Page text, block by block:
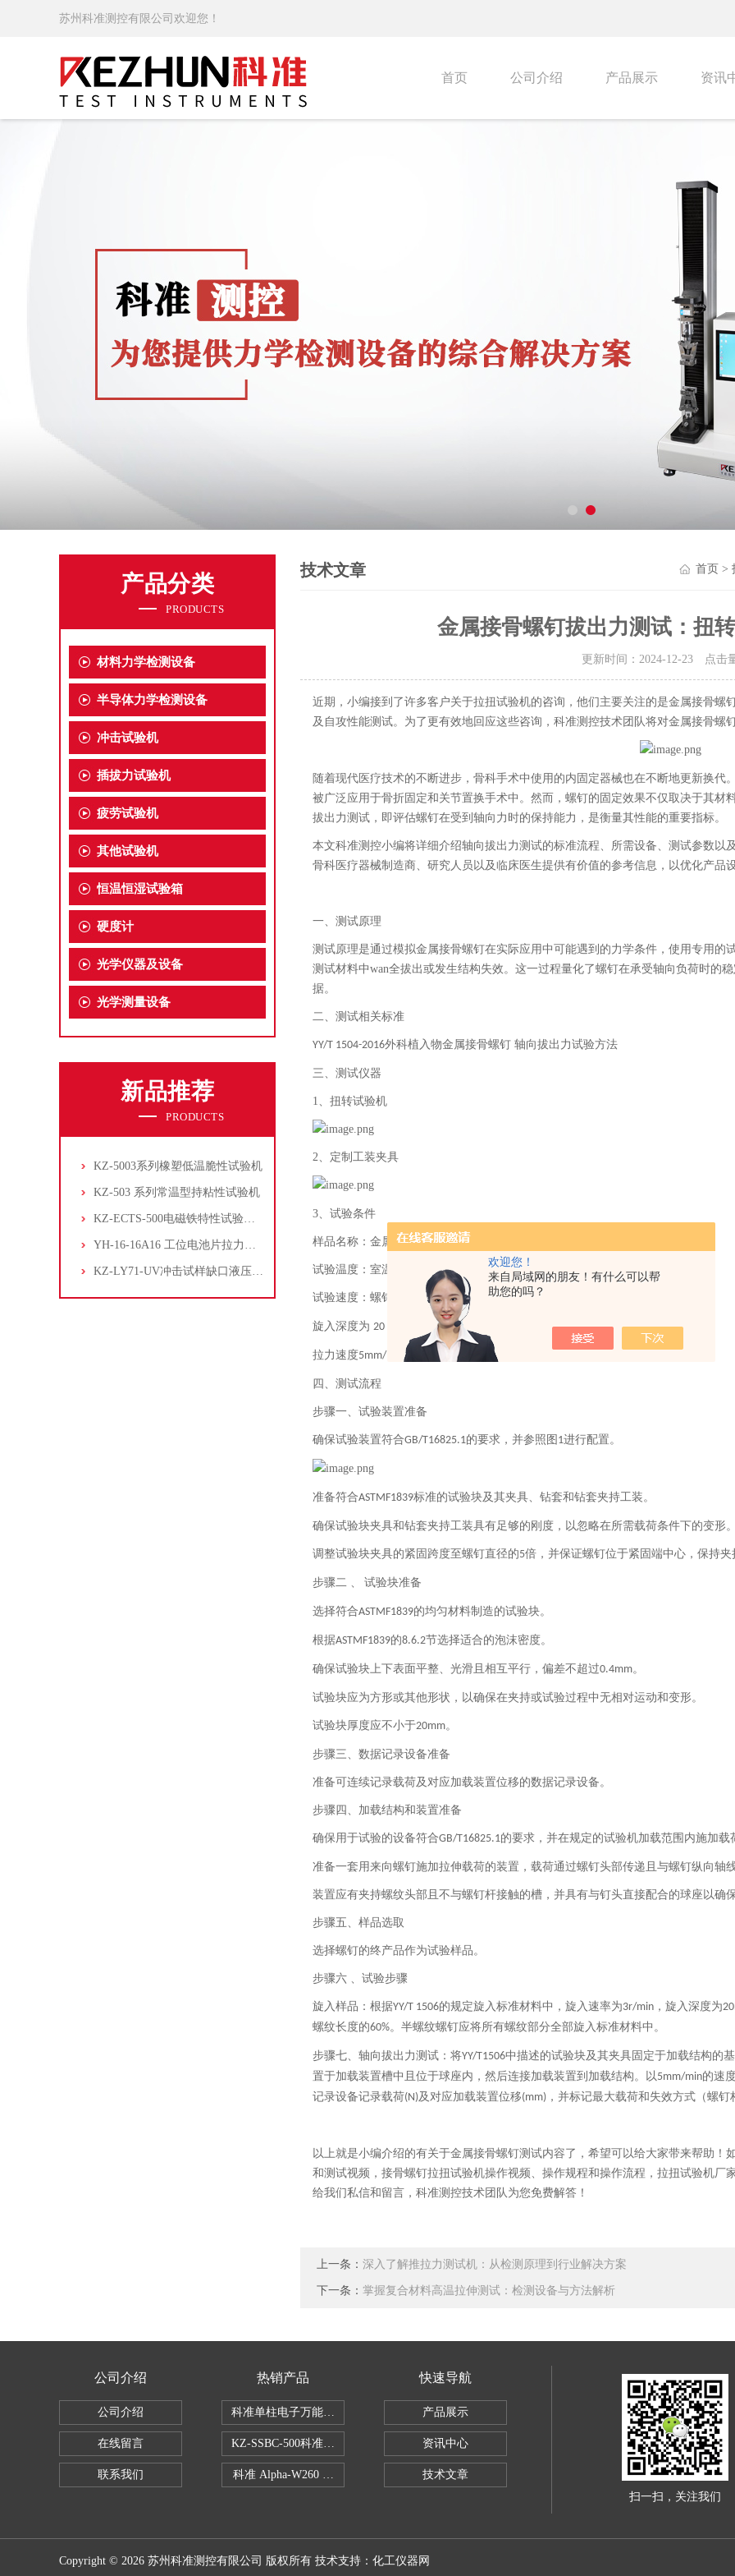
欢迎您！
来自局域网的朋友！有什么可以帮
助您的吗？
苏州科准测控有限公司欢迎您！
首页 公司介绍 产品展示 资讯
产品分类
PRODUCTS
材料力学检测设备
半导体力学检测设备
冲击试验机
插拔力试验机
疲劳试验机
其他试验机
恒温恒湿试验箱
硬度计
光学仪器及设备
光学测量设备
新品推荐
PRODUCTS
KZ-5003系列橡塑低温脆性试验机
KZ-503 系列常温型持粘性试验机
KZ-ECTS-500电磁铁特性试验系统
YH-16-16A16 工位电池片拉力试验机
KZ-LY71-UV冲击试样缺口液压拉床
技术文章 首页 >
金属接骨螺钉拔出力测试：扭
更新时间：2024-12-23 点击
近期， 小编接到了许多客户关于拉扭试验机的咨询，他们主要关注的是金属接骨螺
及自攻性能测试。为了更有效地回应这些咨询，科准测控技术团队将对金属接骨螺
随着现代医疗技术的不断进步，骨科手术中使用的内固定器械也在不断地更新换代
被广泛应用于骨折固定和关节置换手术中。然而，螺钉的固定效果不仅取决于其材
拔出力测试，即评估螺钉在受到轴向力时的保持能力，是衡量其性能的重要指标。
本文科准测控小编将详细介绍轴向拔出力测试的标准流程、所需设备、测试参数以
骨科医疗器械制造商、研究人员以及临床医生提供有价值的参考信息，以优化产品
一、测试原理
测试原理是通过模拟金属接骨螺钉在实际应用中可能遇到的力学条件，使用专用的
测试材料中wan全拔出或发生结构失效。这一过程量化了螺钉在承受轴向负荷时的
据。
二、 测试相关标准
YY/T 1504-2016外科植入物金属接骨螺钉 轴向拔出力试验方法
三、 测试仪器
1、 扭转试验机
2、 定制工装夹具
3、 试验条件
样品名称：金属接骨螺钉
试验温度：室温
试验速度：螺钉的旋入速率为3r/min
旋入深度为 20 mm
拉力速度5mm/min
四、 测试流程
步骤一、 试验装置准备
确保试验装置符合GB/T16825.1的要求，并参照图 1进行配置。
准备符合ASTMF1839标准的试验块及其夹具、钻套和钻套夹持工装。
确保试验块夹具和钻套夹持工装具有足够的刚度，以忽略在所需载荷条件下的变形。
调整试验块夹具的紧固跨度至螺钉直径的5倍，并保证螺钉位于紧固端中心，保持夹
步骤二 、 试验块准备
选择符合ASTMF1839的均匀材料制造的试验块。
根据ASTMF1839的8.6.2节选择适合的泡沫密度。
确保试验块上下表面平整、光滑且相互平行，偏差不超过0.4mm。
试验块应为方形或其他形状，以确保在夹持或试验过程中无相对运动和变形。
试验块厚度应不小于20mm。
步骤三、 数据记录设备准备
准备可连续记录载荷及对应加载装置位移的数据记录设备。
步骤四、 加载结构和装置准备
确保用于试验的设备符合GB/T16825.1的要求，并在规定的试验机加载范围内施加载
准备一套用来向螺钉施加拉伸载荷的装置，载荷通过螺钉头部传递且与螺钉纵向轴线
装置应有夹持螺纹头部且不与螺钉杆接触的槽，并具有与钉头直接配合的球座以确保
步骤五、 样品选取
选择螺钉的终产品作为试验样品。
步骤六 、 试验步骤
旋入样品：根据YY/T 1506的规定旋入标准材料中，旋入速率为3r/min ，旋入深度为
螺纹长度的60%。半螺纹螺钉应将所有螺纹部分全部旋入标准材料中。
步骤七、 轴向拔出力测试：将YY/T1506中描述的试验块及其夹具固定于加载结构的
置于加载装置槽中且位于球座内，然后连接加载装置到加载结构。以5mm/min的速
记录设备记录载荷(N)及对应加载装置位移(mm) ，并标记最大载荷和失效方式（螺钉
以上就是小编介绍的有关于金属接骨螺钉测试内容了，希望可以给大家带来帮助
和测试视频，接骨螺钉拉扭试验机操作视频、操作规程和操作流程，拉扭试验机厂
给我们私信和留言，科准测控技术团队为您免费解答！
上一条： 深入了解推拉力测试机：从检测原理到行业解决方案
下一条： 掌握复合材料高温拉伸测试：检测设备与方法解析
公司介绍
公司介绍
在线留言
联系我们
热销产品
科准单柱电子万能拉力机KZ-SSBC-500
KZ-SSBC-500科准单柱电子万能试验机5KG
科准 Alpha-W260 半导体全自动推拉力测试机
快速导航
产品展示
资讯中心
技术文章
扫一扫，关注我们
Copyright © 2026 苏州科准测控有限公司 版权所有 技术支持： 化工仪器网